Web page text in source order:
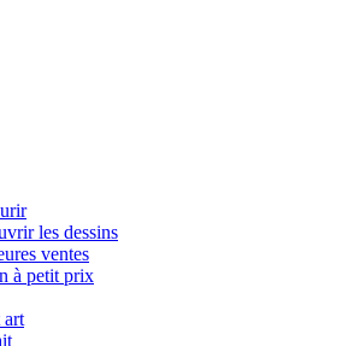
les dessins
ventes
à petit prix
art